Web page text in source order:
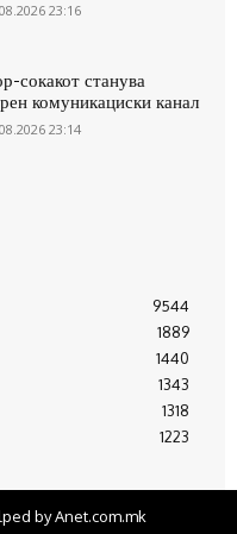
23:16
сокакот станува
комуникациски канал
23:14
9544
1889
1440
1343
1318
1223
by Anet.com.mk